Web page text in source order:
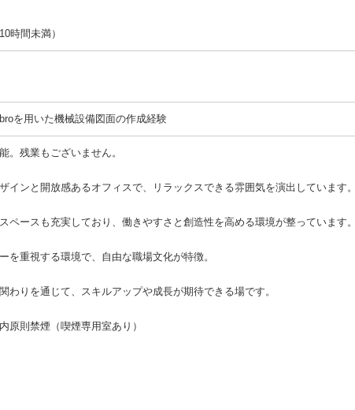
時間未満）
を用いた機械設備図面の作成経験
。残業もございません。
インと開放感あるオフィスで、リラックスできる雰囲気を演出しています。
ペースも充実しており、働きやすさと創造性を高める環境が整っています。
を重視する環境で、自由な職場文化が特徴。
わりを通じて、スキルアップや成長が期待できる場です。
原則禁煙（喫煙専用室あり）